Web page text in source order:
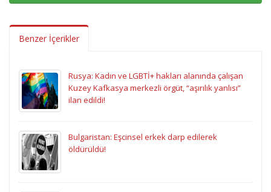
Benzer İçerikler
Rusya: Kadın ve LGBTİ+ hakları alanında çalışan
Kuzey Kafkasya merkezli örgüt, “aşırılık yanlısı”
ilan edildi!
Bulgaristan: Eşcinsel erkek darp edilerek
öldürüldü!